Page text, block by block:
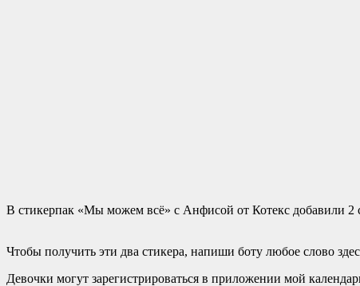
В стикерпак «Мы можем всё» с Анфисой от Котекс добавили 2
Чтобы получить эти два стикера, напиши боту любое слово
Девочки могут зарегистрироваться в приложении мой